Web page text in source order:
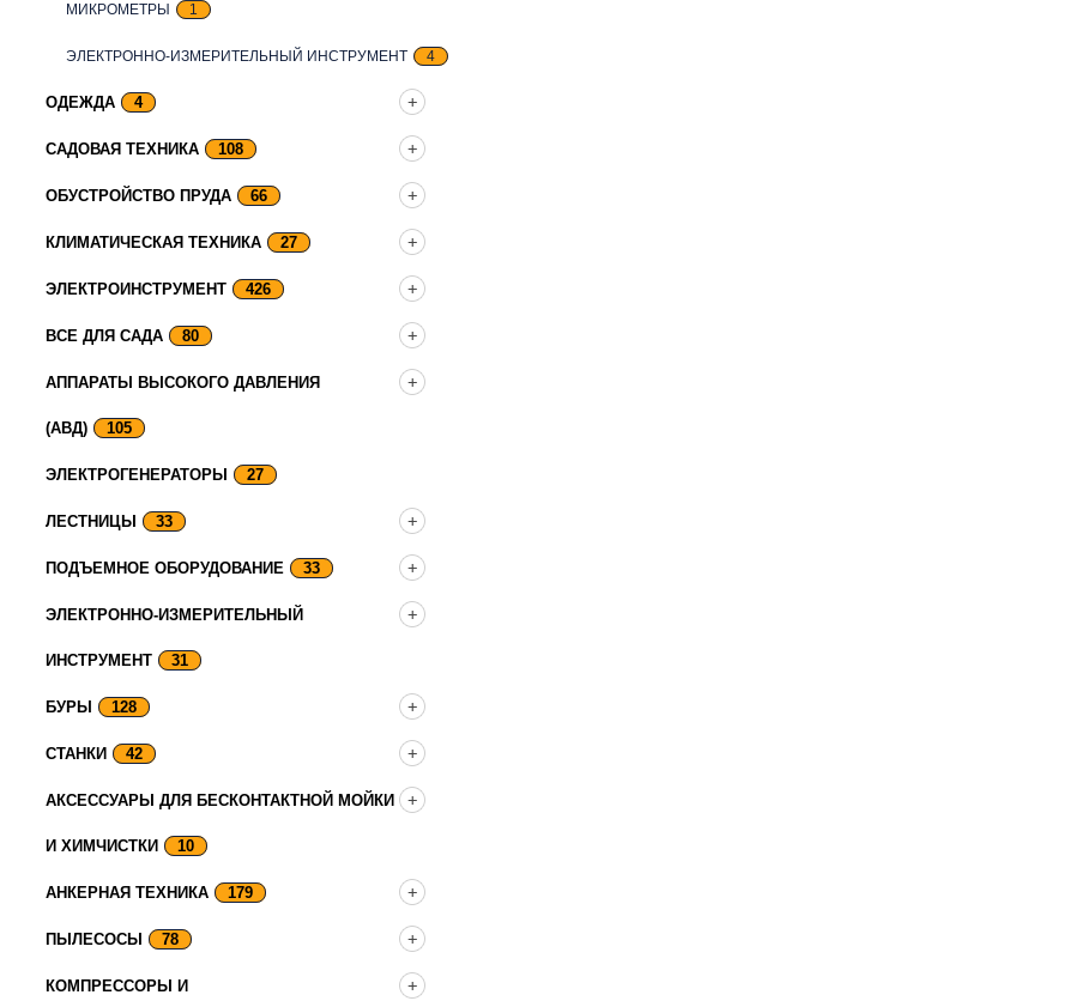
МИКРОМЕТРЫ 1
ЭЛЕКТРОННО-ИЗМЕРИТЕЛЬНЫЙ ИНСТРУМЕНТ 4
ОДЕЖДА 4
САДОВАЯ ТЕХНИКА 108
ОБУСТРОЙСТВО ПРУДА 66
КЛИМАТИЧЕСКАЯ ТЕХНИКА 27
ЭЛЕКТРОИНСТРУМЕНТ 426
ВСЕ ДЛЯ САДА 80
АППАРАТЫ ВЫСОКОГО ДАВЛЕНИЯ
(АВД) 105
ЭЛЕКТРОГЕНЕРАТОРЫ 27
ЛЕСТНИЦЫ 33
ПОДЪЕМНОЕ ОБОРУДОВАНИЕ 33
ЭЛЕКТРОННО-ИЗМЕРИТЕЛЬНЫЙ
ИНСТРУМЕНТ 31
БУРЫ 128
СТАНКИ 42
АКСЕССУАРЫ ДЛЯ БЕСКОНТАКТНОЙ МОЙКИ
И ХИМЧИСТКИ 10
АНКЕРНАЯ ТЕХНИКА 179
ПЫЛЕСОСЫ 78
КОМПРЕССОРЫ И